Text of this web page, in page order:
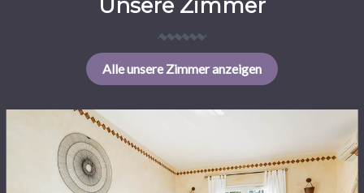
Unsere Zimmer
Alle unsere Zimmer anzeigen